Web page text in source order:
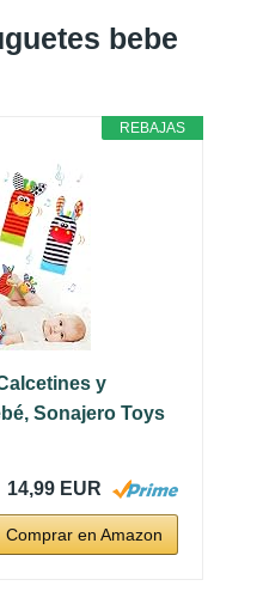
bebe
REBAJAS
y
Sonajero Toys
14,99 EUR
Comprar en Amazon